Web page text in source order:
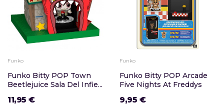
Funko
Funko Bitty POP Town
Beetlejuice Sala Del Infie...
11,95 €
Funko
Funko Bitty POP Arcade
Five Nights At Freddys
9,95 €